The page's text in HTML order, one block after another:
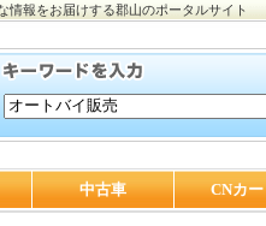
情報をお届けする郡山のポータルサイト
中古車 CNカ